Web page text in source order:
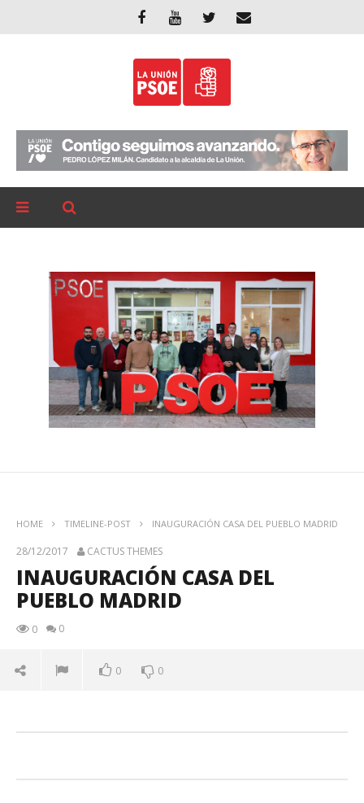
HOME TIMELINE-POST INAUGURACIÓN CASA DEL PUEBLO MADRID
28/12/2017 CACTUS THEMES
INAUGURACIÓN CASA DEL
PUEBLO MADRID
0 0
0 0